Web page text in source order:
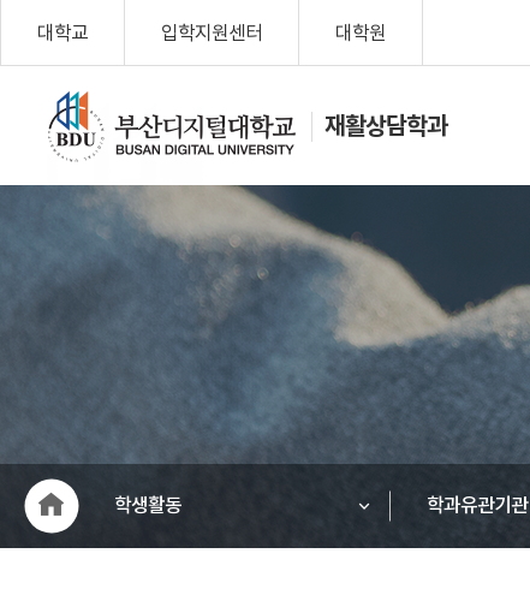
대학교 입학지원센터 대학원
재활상담학과
나를 위한 변
화, Change
털대학교
학생활동 학과유관기관